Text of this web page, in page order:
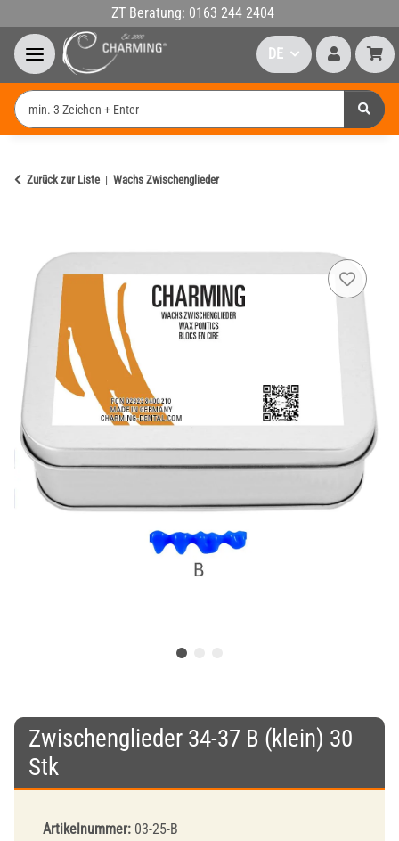
ZT Beratung: 0163 244 2404
DE
Zurück zur Liste Wachs Zwischenglieder
Zwischenglieder 34-37 B (klein) 30
Stk
Artikelnummer: 03-25-B